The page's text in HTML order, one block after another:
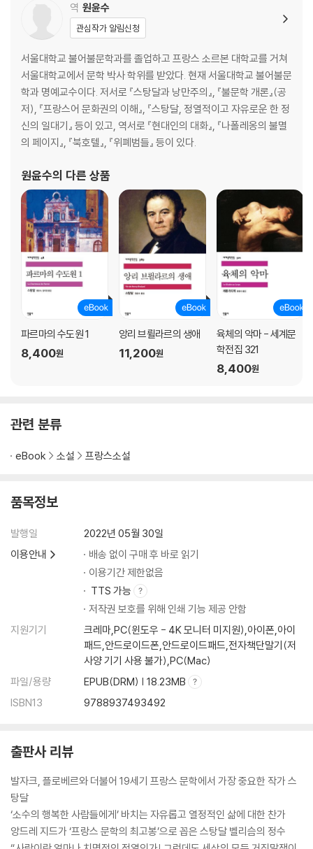
역 원윤수
관심작가 알림신청
서울대학교 불어불문학과를 졸업하고 프랑스 소르본 대학교를 거쳐
서울대학교에서 문학 박사 학위를 받았다. 현재 서울대학교 불어불문
학과 명예교수이다. 저서로 『스탕달과 낭만주의』, 『불문학 개론』(공
저), 『프랑스어 문화권의 이해』, 『스탕달, 정열적이고 자유로운 한 정
신의 일대기』 등이 있고, 역서로 『현대인의 대화』, 『나폴레옹의 불멸
의 페이지』, 『북호텔』, 『위폐범들』 등이 있다.
원윤수의 다른 상품
파르마의 수도원 1
8,400원
앙리 브륄라르의 생애
11,200원
육체의 악마 - 세계문
학전집 321
8,400원
관련 분류
eBook 소설 프랑스소설
품목정보
발행일
2022년 05월 30일
이용안내
배송 없이 구매 후 바로 읽기
이용기간 제한없음
TTS 가능
저작권 보호를 위해 인쇄 기능 제공 안함
지원기기
크레마,PC(윈도우 - 4K 모니터 미지원),아이폰,아이
패드,안드로이드폰,안드로이드패드,전자책단말기(저
사양 기기 사용 불가),PC(Mac)
파일/용량
EPUB(DRM) | 18.23MB
ISBN13
9788937493492
출판사 리뷰
발자크, 플로베르와 더불어 19세기 프랑스 문학에서 가장 중요한 작가 스
탕달
‘소수의 행복한 사람들에게’ 바치는 자유롭고 열정적인 삶에 대한 찬가
앙드레 지드가 ‘프랑스 문학의 최고봉’으로 꼽은 스탕달 벨리슴의 정수